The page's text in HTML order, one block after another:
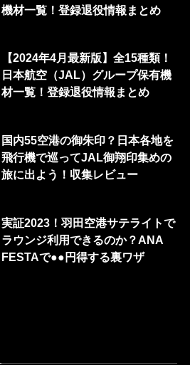
機材一覧！登録退役情報まとめ
【2024年4月最新版】全15種類！
日本航空（JAL）グループ保有機
材一覧！登録退役情報まとめ
国内55空港の御朱印？日本各地を
飛行機で巡ってJAL御翔印集めの
旅に出よう！収集レビュー
実証2023！羽田空港サテライトで
ラウンジ利用できるのか？ANA
FESTAで●●円得する裏ワザ